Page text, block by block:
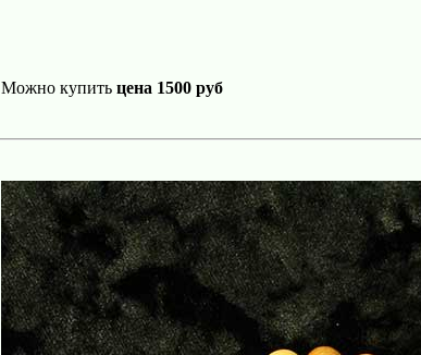
Можно купить цена 1500 руб